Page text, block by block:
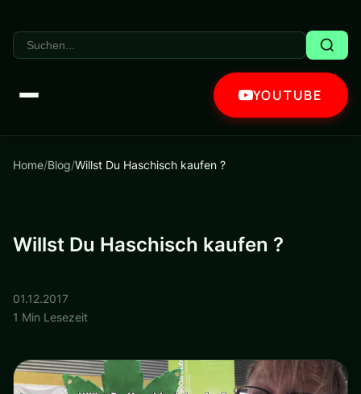
YOUTUBE
Home/Blog/Willst Du Haschisch kaufen ?
Willst Du Haschisch kaufen ?
01.12.2017
1 Min Lesezeit